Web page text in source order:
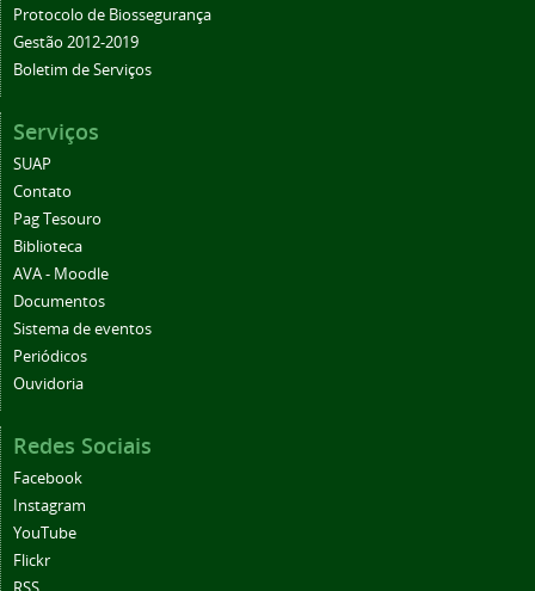
Protocolo de Biossegurança
Gestão 2012-2019
Boletim de Serviços
Serviços
SUAP
Contato
Pag Tesouro
Biblioteca
AVA - Moodle
Documentos
Sistema de eventos
Periódicos
Ouvidoria
Redes Sociais
Facebook
Instagram
YouTube
Flickr